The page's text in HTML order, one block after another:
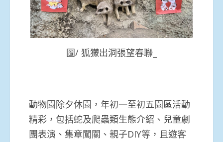
圖/ 狐獴出洞張望春聯_
動物園除夕休園，年初一至初五園區活動
精彩，包括蛇及爬蟲類生態介紹、兒童劇
團表演、集章闖關、親子DIY等，且遊客